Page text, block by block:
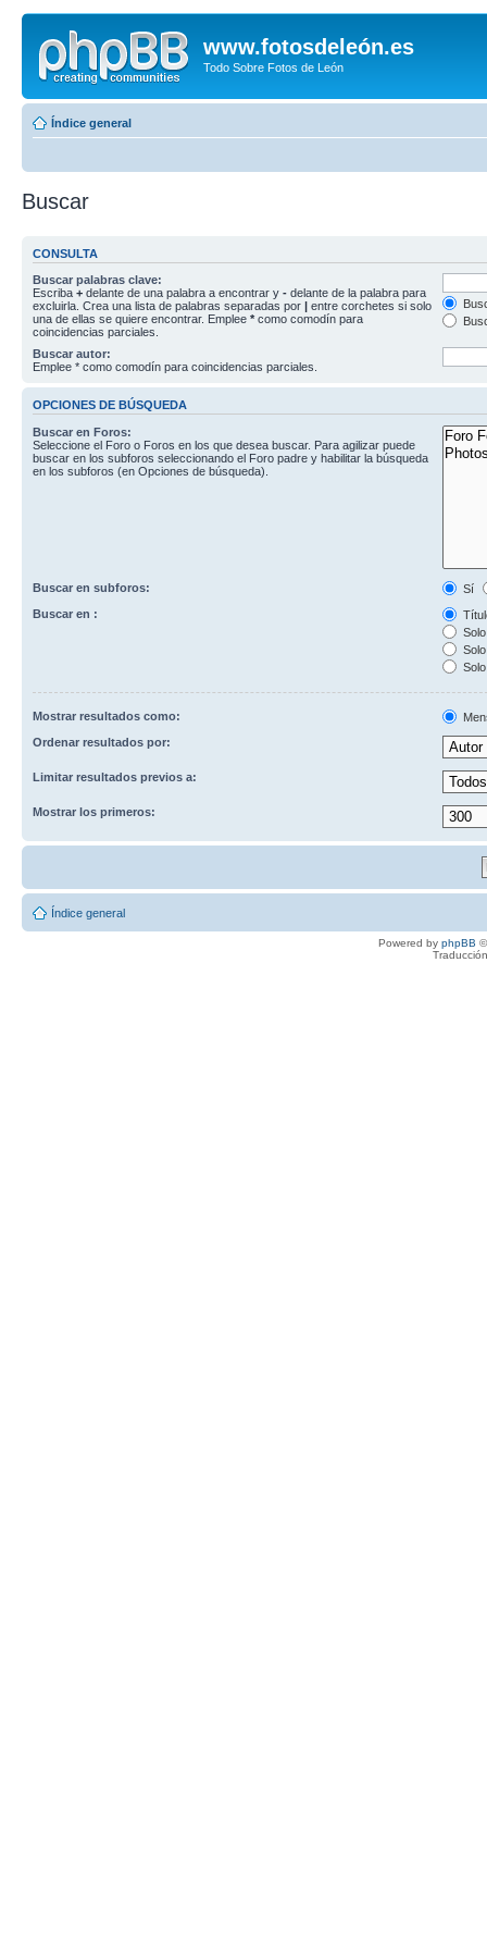
www.fotosdeleón.es
Todo Sobre Fotos de León
Índice general
Buscar
CONSULTA
Buscar palabras clave:
Escriba + delante de una palabra a encontrar y - delante de la palabra para
excluirla. Crea una lista de palabras separadas por | entre corchetes si solo
una de ellas se quiere encontrar. Emplee * como comodín para
coincidencias parciales.
Buscar autor:
Emplee * como comodín para coincidencias parciales.
OPCIONES DE BÚSQUEDA
Buscar en Foros:
Seleccione el Foro o Foros en los que desea buscar. Para agilizar puede
buscar en los subforos seleccionando el Foro padre y habilitar la búsqueda
en los subforos (en Opciones de búsqueda).
Buscar en subforos:
Sí
Buscar en :
Mostrar resultados como:
Ordenar resultados por:
Limitar resultados previos a:
Mostrar los primeros:
Índice general
Powered by phpBB